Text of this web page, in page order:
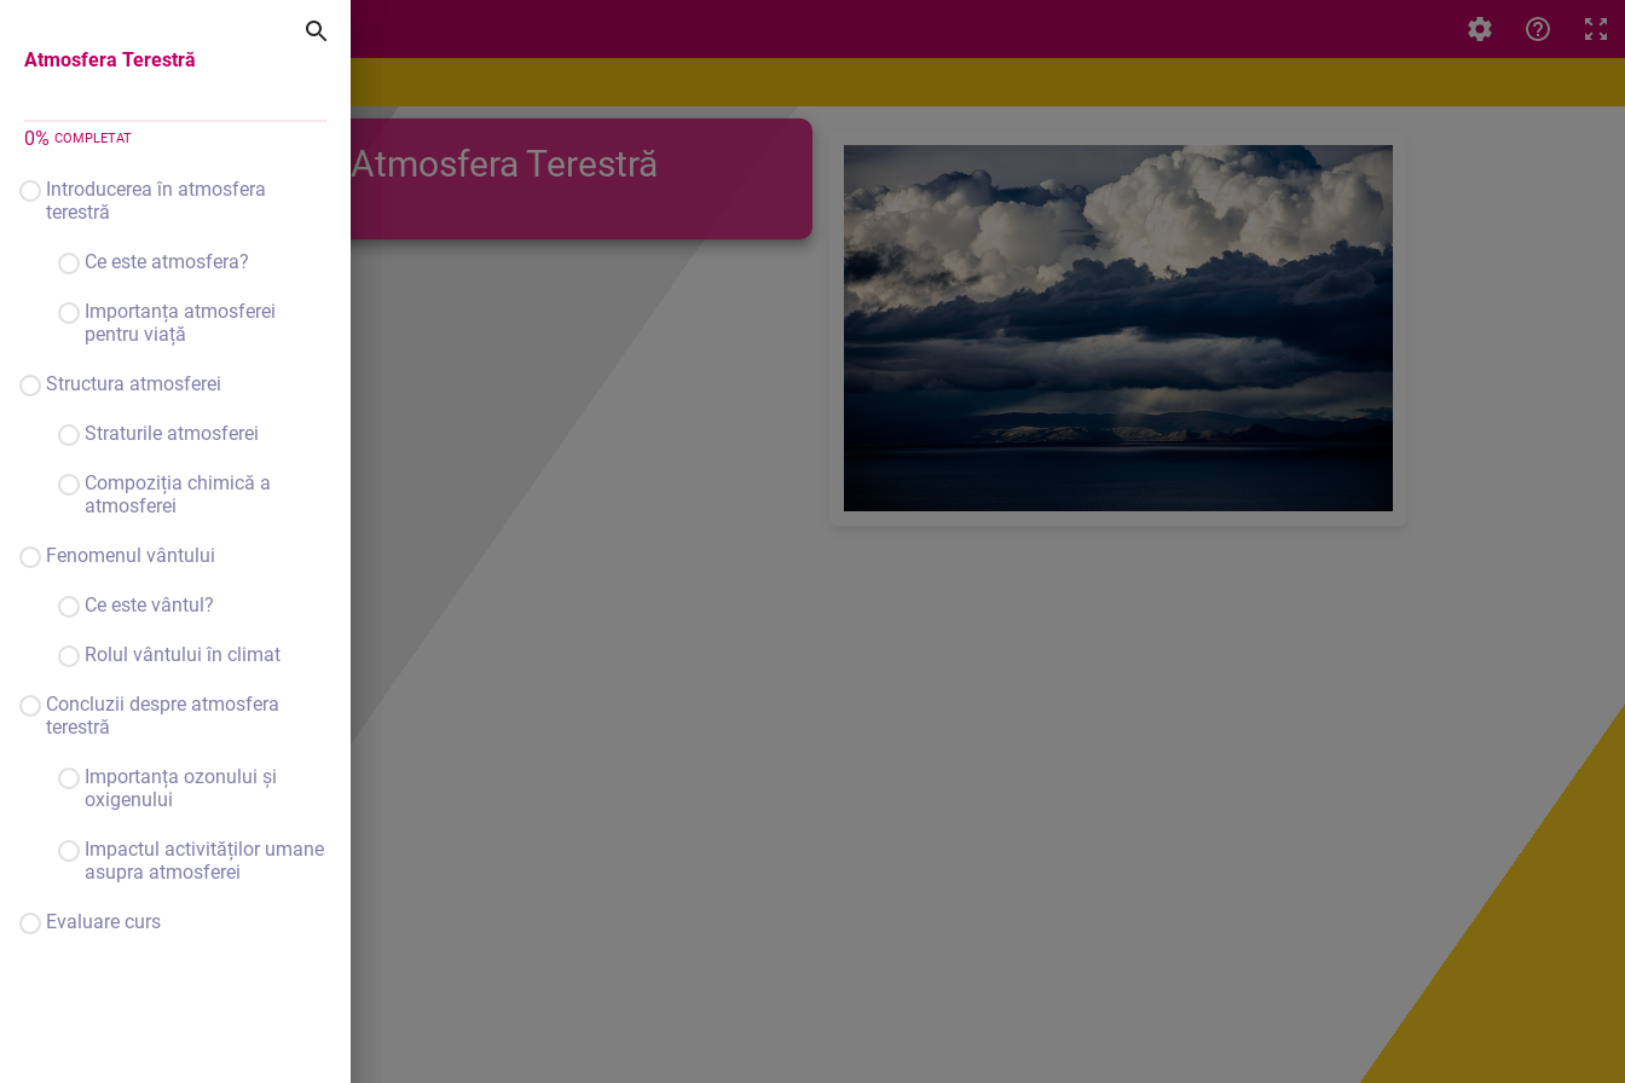
Atmosfera Terestră
0% COMPLETAT
Introducerea în atmosfera
terestră
Ce este atmosfera?
Importanța atmosferei
pentru viață
Structura atmosferei
Straturile atmosferei
Compoziția chimică a
atmosferei
Fenomenul vântului
Ce este vântul?
Rolul vântului în climat
Concluzii despre atmosfera
terestră
Importanța ozonului și
oxigenului
Impactul activităților umane
asupra atmosferei
Evaluare curs
Atmosfera Terestră